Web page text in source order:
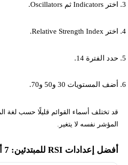
اختر Indicators ثم Oscillators.
اختر Relative Strength Index.
حدد الفترة 14.
أضف المستويات 30 و50 و70.
قد تختلف أسماء القوائم قليلًا حسب لغة
المؤشر نفسه لا يتغير.
أفضل إعدادات RSI للمبتدئين: 7 أم 14 أم 21؟